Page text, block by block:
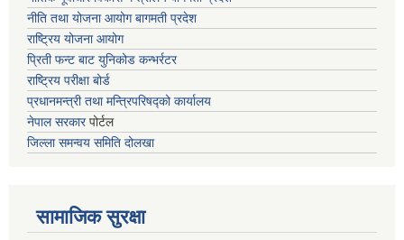
नीति तथा योजना आयोग बागमती प्रदेश
राष्ट्रिय योजना आयोग
प्रिती फन्ट बाट युनिकोड कन्भर्रटर
राष्ट्रिय परीक्षा बोर्ड
प्रधानमन्त्री तथा मन्त्रिपरिषद्को कार्यालय
नेपाल सरकारपोर्टल
जिल्ला समन्वय समिति दोलखा
सामाजिक सुरक्षा